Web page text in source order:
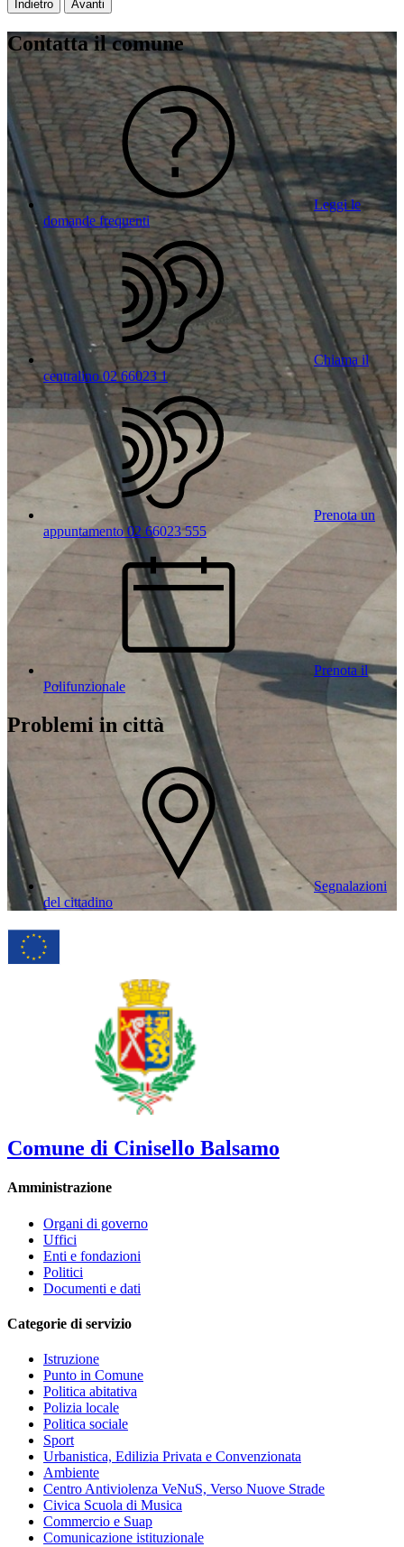
Indietro Avanti
Contatta il comune
Leggi le
domande frequenti
Chiama il
centralino 02 66023 1
Prenota un
appuntamento 02 66023 555
Prenota il
Polifunzionale
Problemi in città
Segnalazioni
del cittadino
Comune di Cinisello Balsamo
Amministrazione
Organi di governo
Uffici
Enti e fondazioni
Politici
Documenti e dati
Categorie di servizio
Istruzione
Punto in Comune
Politica abitativa
Polizia locale
Politica sociale
Sport
Urbanistica, Edilizia Privata e Convenzionata
Ambiente
Centro Antiviolenza VeNuS, Verso Nuove Strade
Civica Scuola di Musica
Commercio e Suap
Comunicazione istituzionale